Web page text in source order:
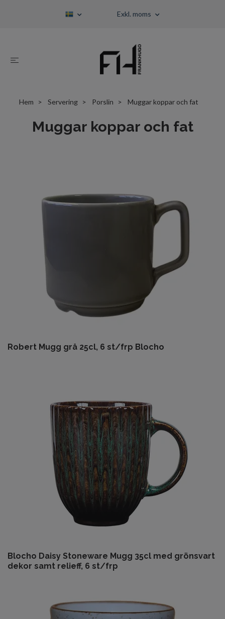
Exkl. moms
Hem Servering Porslin Muggar koppar och fat
Muggar koppar och fat
Robert Mugg grå 25cl, 6 st/frp Blocho
Blocho Daisy Stoneware Mugg 35cl med grönsvart
dekor samt relieff, 6 st/frp